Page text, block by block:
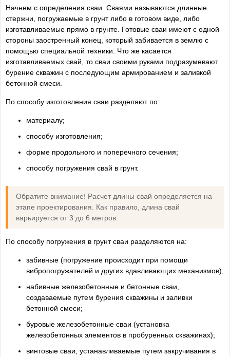
Начнем с определения сваи. Сваями называются длинные
стержни, погружаемые в грунт либо в готовом виде, либо
изготавливаемые прямо в грунте. Готовые сваи имеют с одной
стороны заостренный конец, который забивается в землю с
помощью специальной техники. Что же касается
изготавливаемых свай, то сваи своими руками подразумевают
бурение скважин с последующим армированием и заливкой
бетонной смеси.
По способу изготовления сваи разделяют по:
материалу;
способу изготовления;
форме продольного и поперечного сечения;
способу погружения свай в грунт.
Обратите внимание! Расчет длины свай определяется на
этапе проектирования. Как правило, длина свай
варьируется от 3 до 6 метров.
По способу погружения в грунт сваи разделяются на:
забивные (погружение происходит при помощи
вибропогружателей и других вдавливающих механизмов);
набивные железобетонные и бетонные сваи,
создаваемые путем бурения скважины и заливки
бетонной смеси;
буровые железобетонные сваи (установка
железобетонных элементов в пробуренных скважинах);
винтовые сваи, устанавливаемые путем закручивания в